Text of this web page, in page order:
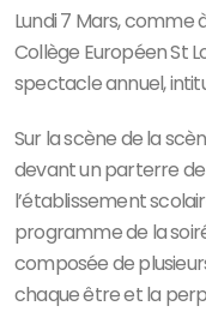
Lundi 7 Mars, comme
Collège Européen St
spectacle annuel,
Sur la scène de la
devant un parterre
l’établissement
programme de la
composée de
chaque être et la